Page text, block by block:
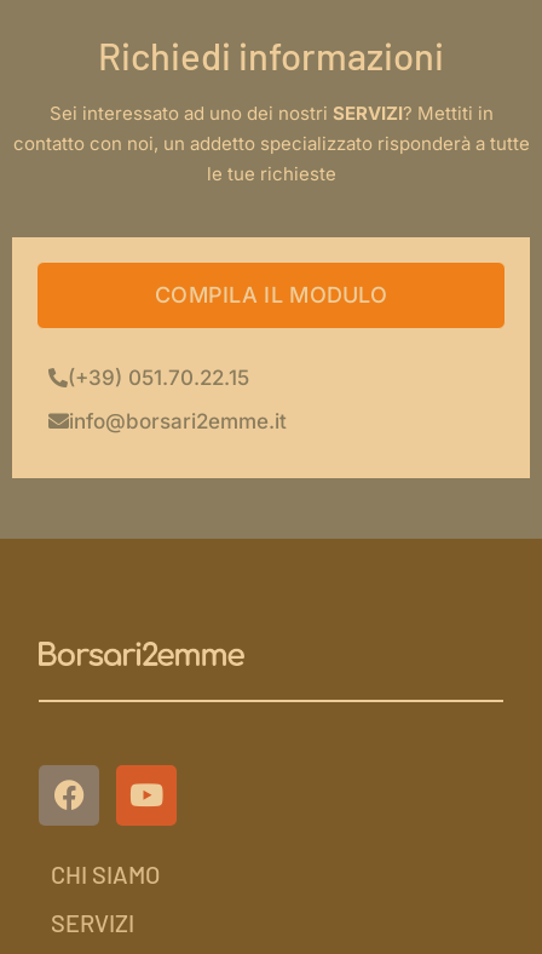
Richiedi informazioni
Sei interessato ad uno dei nostri SERVIZI? Mettiti in
contatto con noi, un addetto specializzato risponderà a tutte
le tue richieste
COMPILA IL MODULO
(+39) 051.70.22.15
info@borsari2emme.it
CHI SIAMO
SERVIZI